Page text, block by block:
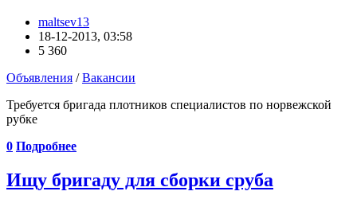
maltsev13
18-12-2013, 03:58
5 360
Объявления /Вакансии
Требуется бригада плотников специалистов по норвежской
рубке
0 Подробнее
Ищу бригаду для сборки сруба